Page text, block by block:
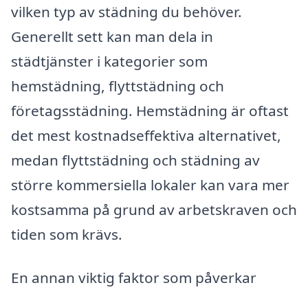
vilken typ av städning du behöver.
Generellt sett kan man dela in
städtjänster i kategorier som
hemstädning, flyttstädning och
företagsstädning. Hemstädning är oftast
det mest kostnadseffektiva alternativet,
medan flyttstädning och städning av
större kommersiella lokaler kan vara mer
kostsamma på grund av arbetskraven och
tiden som krävs.
En annan viktig faktor som påverkar